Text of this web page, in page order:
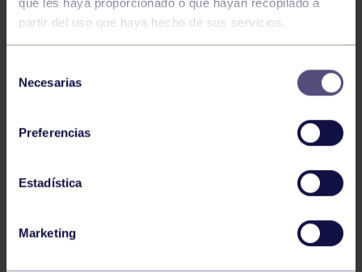
partir del uso que haya hecho de sus servicios.
Necesarias
Preferencias
Estadística
Marketing
Tenis 10 Ago 2026